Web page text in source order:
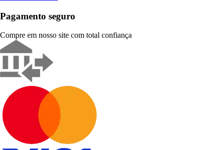
Pagamento seguro
Compre em nosso site com total confiança